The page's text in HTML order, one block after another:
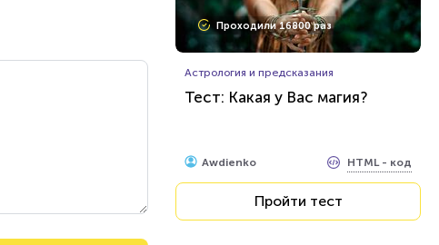
Проходили 16800 раз
Астрология и предсказания
Тест: Какая у Вас магия?
Awdienko HTML - код
Пройти тест